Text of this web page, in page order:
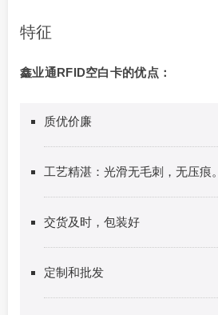
特征
鑫业通RFID空白卡的优点：
质优价廉
工艺精湛：光滑无毛刺，无压痕。
交货及时，包装好
定制和批发